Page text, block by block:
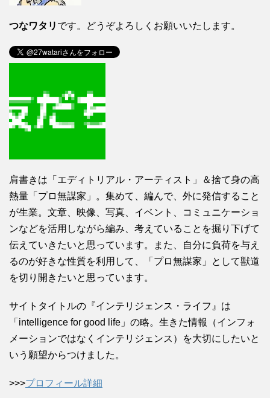
つなワタリ です。どうぞよろしくお願いいたします。
肩書きは「エディトリアル・アーティスト」＆捨て身の高
熱量「プロ無謀家」。集めて、編んで、外に発信すること
が生業。文章、映像、写真、イベント、コミュニケーショ
ンなどを活用しながら編み、考えていることを掘り下げて
伝えていきたいと思っています。また、自分に負荷を与え
るのが好きな性質を利用して、「プロ無謀家」として獣道
を切り開きたいと思っています。
サイトタイトルの『インテリジェンス・ライフ』は
「intelligence for good life」の略。生きた情報（インフォ
メーションではなくインテリジェンス）を大切にしたいと
いう願望からつけました。
>>>プロフィール詳細